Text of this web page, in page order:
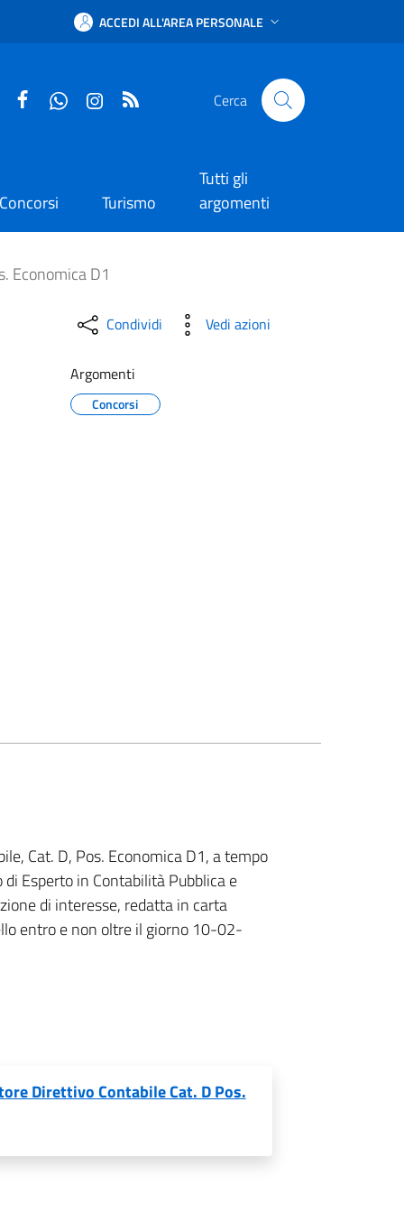
ACCEDI ALL'AREA PERSONALE
FacebookWhatsAppInstagram Cerca
Concorsi Turismo
Tutti gli
argomenti
Contabile
Economica D1
Condividi Vedi azioni
Argomenti
Concorsi
Cat. D, Pos. Economica D1, a tempo
Esperto in Contabilità Pubblica e
di interesse, redatta in carta
entro e non oltre il giorno 10-02-
Direttivo Contabile Cat. D Pos.